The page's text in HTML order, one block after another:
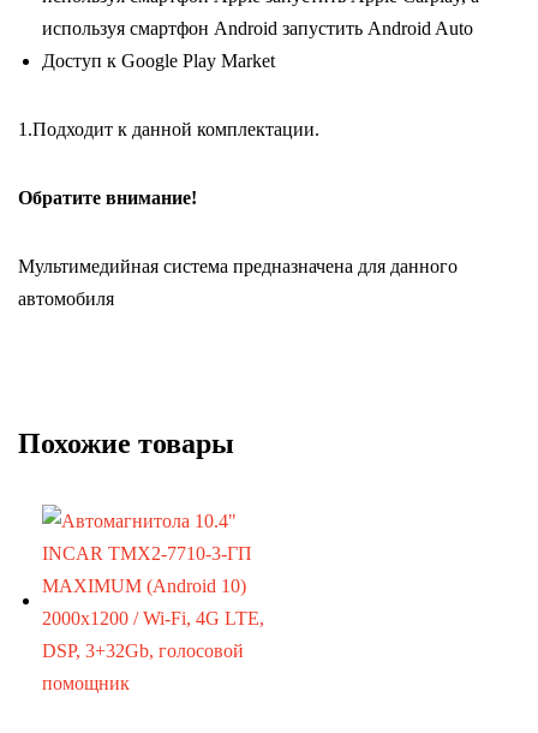
используя смартфон Android запустить Android Auto
Доступ к Google Play Market
1.Подходит к данной комплектации.
Обратите внимание!
Мультимедийная система предназначена для данного
автомобиля
Похожие товары